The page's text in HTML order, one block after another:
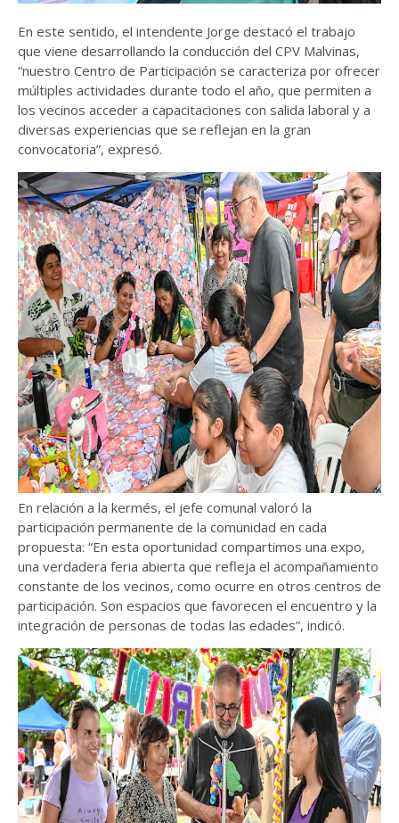
En este sentido, el intendente Jorge destacó el trabajo
que viene desarrollando la conducción del CPV Malvinas,
“nuestro Centro de Participación se caracteriza por ofrecer
múltiples actividades durante todo el año, que permiten a
los vecinos acceder a capacitaciones con salida laboral y a
diversas experiencias que se reflejan en la gran
convocatoria”, expresó.
En relación a la kermés, el jefe comunal valoró la
participación permanente de la comunidad en cada
propuesta: “En esta oportunidad compartimos una expo,
una verdadera feria abierta que refleja el acompañamiento
constante de los vecinos, como ocurre en otros centros de
participación. Son espacios que favorecen el encuentro y la
integración de personas de todas las edades”, indicó.